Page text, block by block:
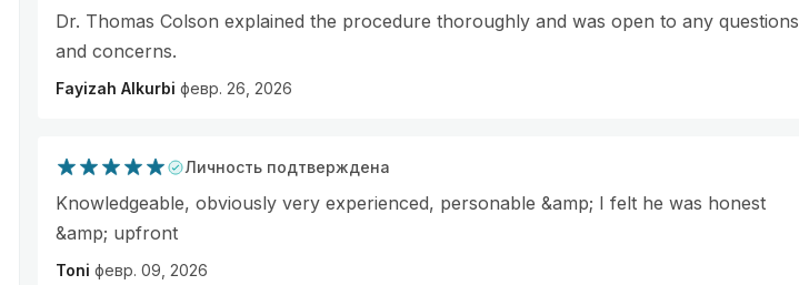
Dr. Thomas Colson explained the procedure thoroughly and was open to any questions
and concerns.
Fayizah Alkurbi февр. 26, 2026
Личность подтверждена
Knowledgeable, obviously very experienced, personable &amp; I felt he was honest
&amp; upfront
Toni февр. 09, 2026